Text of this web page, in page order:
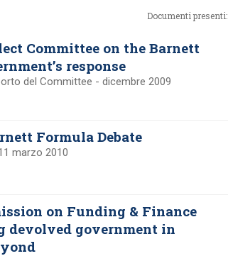
Documenti presenti:
Committee on the Barnett
response
del Committee - dicembre 2009
Formula Debate
marzo 2010
on Funding & Finance
devolved government in